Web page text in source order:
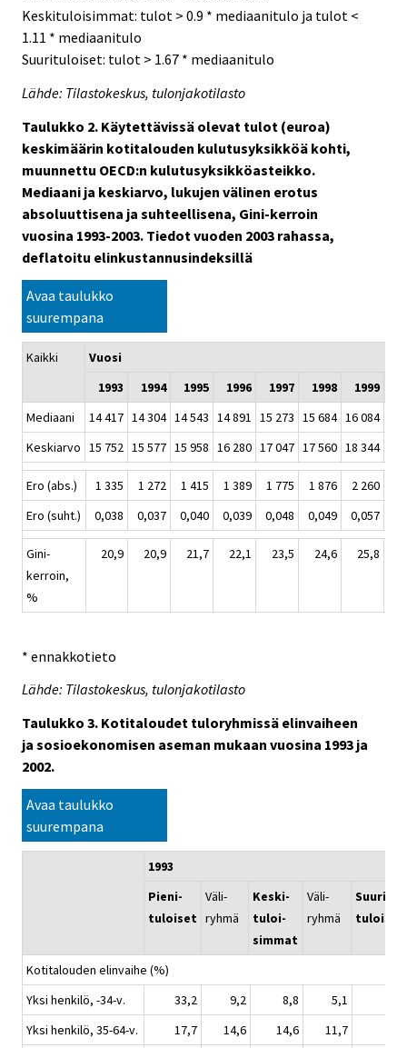
Keskituloisimmat: tulot > 0.9 * mediaanitulo ja tulot <
1.11 * mediaanitulo
Suurituloiset: tulot > 1.67 * mediaanitulo
Lähde: Tilastokeskus, tulonjakotilasto
Taulukko 2. Käytettävissä olevat tulot (euroa)
keskimäärin kotitalouden kulutusyksikköä kohti,
muunnettu OECD:n kulutusyksikköasteikko.
Mediaani ja keskiarvo, lukujen välinen erotus
absoluuttisena ja suhteellisena, Gini-kerroin
vuosina 1993-2003. Tiedot vuoden 2003 rahassa,
deflatoitu elinkustannusindeksillä
Avaa taulukko
suurempana
Kaikki
Vuosi
1993
1994 1995 1996 1997 1998 1999
Mediaani
14 417 14 304 14 543 14 891 15 273 15 684 16 084
Keskiarvo 15 752 15 577 15 958 16 280 17 047 17 560 18 344
Ero (abs.) 1 335 1 272 1 415 1 389 1 775 1 876 2 260
Ero (suht.)
0,038 0,037 0,040 0,039 0,048 0,049 0,057
Gini-
kerroin,
%
20,9 20,9 21,7 22,1 23,5 24,6 25,8
* ennakkotieto
Lähde: Tilastokeskus, tulonjakotilasto
Taulukko 3. Kotitaloudet tuloryhmissä elinvaiheen
ja sosioekonomisen aseman mukaan vuosina 1993 ja
2002.
Avaa taulukko
suurempana
1993
Pieni-
tuloiset
Väli-
ryhmä
Keski-
tuloi-
simmat
Väli-
ryhmä
Suuri-
tuloiset
Kotitalouden elinvaihe (%)
Yksi henkilö, -34-v.
33,2 9,2 8,8 5,1
Yksi henkilö, 35-64-v.
17,7 14,6 14,6 11,7